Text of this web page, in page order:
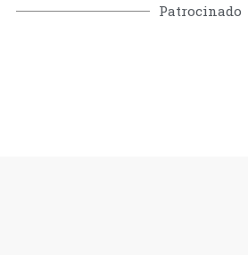
Patrocinado